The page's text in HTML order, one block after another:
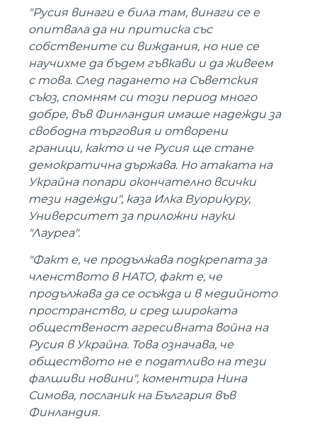
"Русия винаги е била там, винаги се е
опитвала да ни притиска със
собствените си виждания, но ние се
научихме да бъдем гъвкави и да живеем
с това. След падането на Съветския
съюз, спомням си този период много
добре, във Финландия имаше надежди за
свободна търговия и отворени
граници, както и че Русия ще стане
демократична държава. Но атаката на
Украйна попари окончателно всички
тези надежди", каза Илка Вуорикуру,
Университет за приложни науки
"Лауреа".
"Факт е, че продължава подкрепата за
членството в НАТО, факт е, че
продължава да се осъжда и в медийното
пространство, и сред широката
общественост агресивната война на
Русия в Украйна. Това означава, че
обществото не е податливо на тези
фалшиви новини", коментира Нина
Симова, посланик на България във
Финландия.